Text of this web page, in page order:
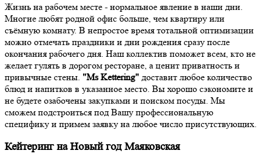
Жизнь на рабочем месте - нормальное явление в наши дни.
Многие любят родной офис больше, чем квартиру или
съёмную комнату. В непростое время тотальной оптимизации
можно отмечать праздники и дни рождения сразу после
окончания рабочего дня. Наш коллектив поможет всем, кто не
желает гулять в дорогом ресторане, а ценит приватность и
привычные стены. "Ms Kettering" доставит любое количество
блюд и напитков в указанное место. Вы хорошо сэкономите и
не будете озабочены закупками и поиском посуды. Мы
сможем подстроиться под Вашу профессиональную
специфику и примем заявку на любое число присутствующих.
Кейтеринг на Новый год Маяковская